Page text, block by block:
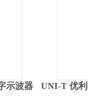
示波器
UNI-T 优